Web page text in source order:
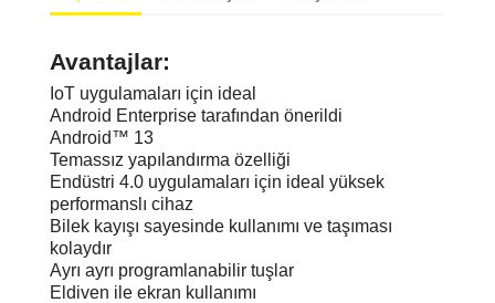
IoT uygulamaları için ideal
Android Enterprise tarafından önerildi
Android™ 13
Temassız yapılandırma özelliği
Endüstri 4.0 uygulamaları için ideal yüksek
performanslı cihaz
Bilek kayışı sayesinde kullanımı ve taşıması
kolaydır
Ayrı ayrı programlanabilir tuşlar
Eldiven ile ekran kullanımı